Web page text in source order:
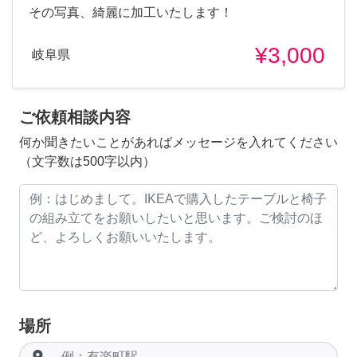
その写真、綺麗に加工いたします！
岐阜県 ¥3,000
ご依頼相談内容
何か聞きたいことがあればメッセージを入れてください
（文字数は500字以内）
場所